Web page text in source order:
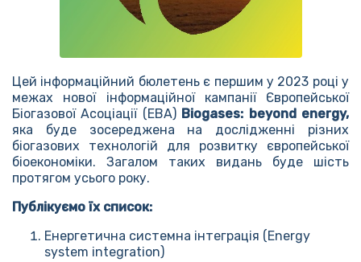
Цей інформаційний бюлетень є першим у 2023 році у
межах нової інформаційної кампанії Європейської
Біогазової Асоціації (EBA) Biogases: beyond energy,
яка буде зосереджена на дослідженні різних
біогазових технологій для розвитку європейської
біоекономіки. Загалом таких видань буде шість
протягом усього року.
Публікуємо їх список:
Енергетична системна інтеграція (Energy
system integration)